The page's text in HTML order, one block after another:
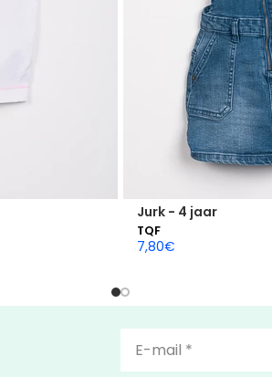
Jurk - 4 jaar
TQF
7,80€